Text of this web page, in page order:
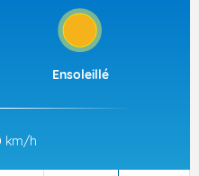
Ensoleillé
km/h